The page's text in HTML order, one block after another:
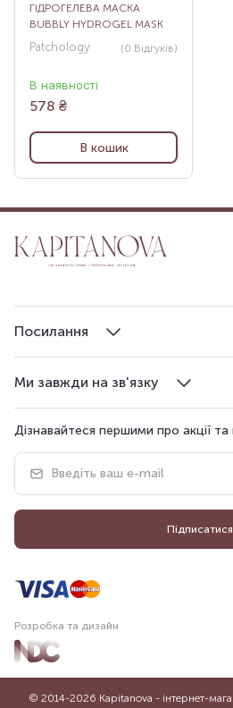
ГІДРОГЕЛЕВА МАСКА
BUBBLY HYDROGEL MASK
Patchology (0 Відгуків)
В наявності
578 ₴
В кошик
Ми завжди на зв'язку
Посилання
Дізнавайтеся першими про акції та
Підписатися
Розробка та дизайн
© 2014-2026 Kapitanova - інтернет-